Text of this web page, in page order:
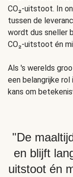
CO₂-uitstoot. In
tussen de
wordt dus sneller
CO₂-uitstoot én
Als 's werelds
een belangrijke
kans om
"De
en blijft
uitstoot én